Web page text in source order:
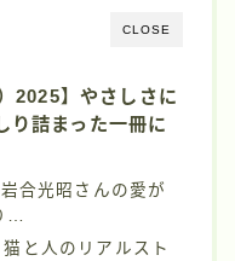
CLOSE
2025】やさしさに
り詰まった一冊に
合光昭さんの愛が
…
と人のリアルスト